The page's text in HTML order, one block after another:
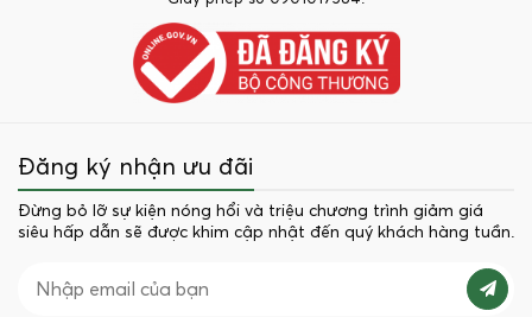
Đăng ký nhận ưu đãi
Đừng bỏ lỡ sự kiện nóng hổi và triệu chương trình giảm giá
siêu hấp dẫn sẽ được khim cập nhật đến quý khách hàng tuần.